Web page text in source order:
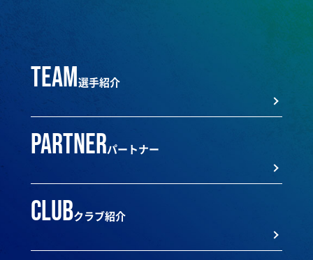
team選手紹介
partnerパートナー
clubクラブ紹介